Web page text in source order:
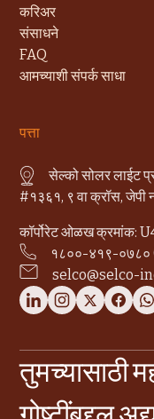
करिअर
संसाधने
FAQ
आमच्याशी संपर्क साधा
पत्ता
सेल्को सोलर लाईट
#१३६१, ९ वा क्रॉस,
कॉर्पोरेट ओळख क्रमांक:
१८००-४१९-०७८०
selco@selco-
तुमच्यासाठी